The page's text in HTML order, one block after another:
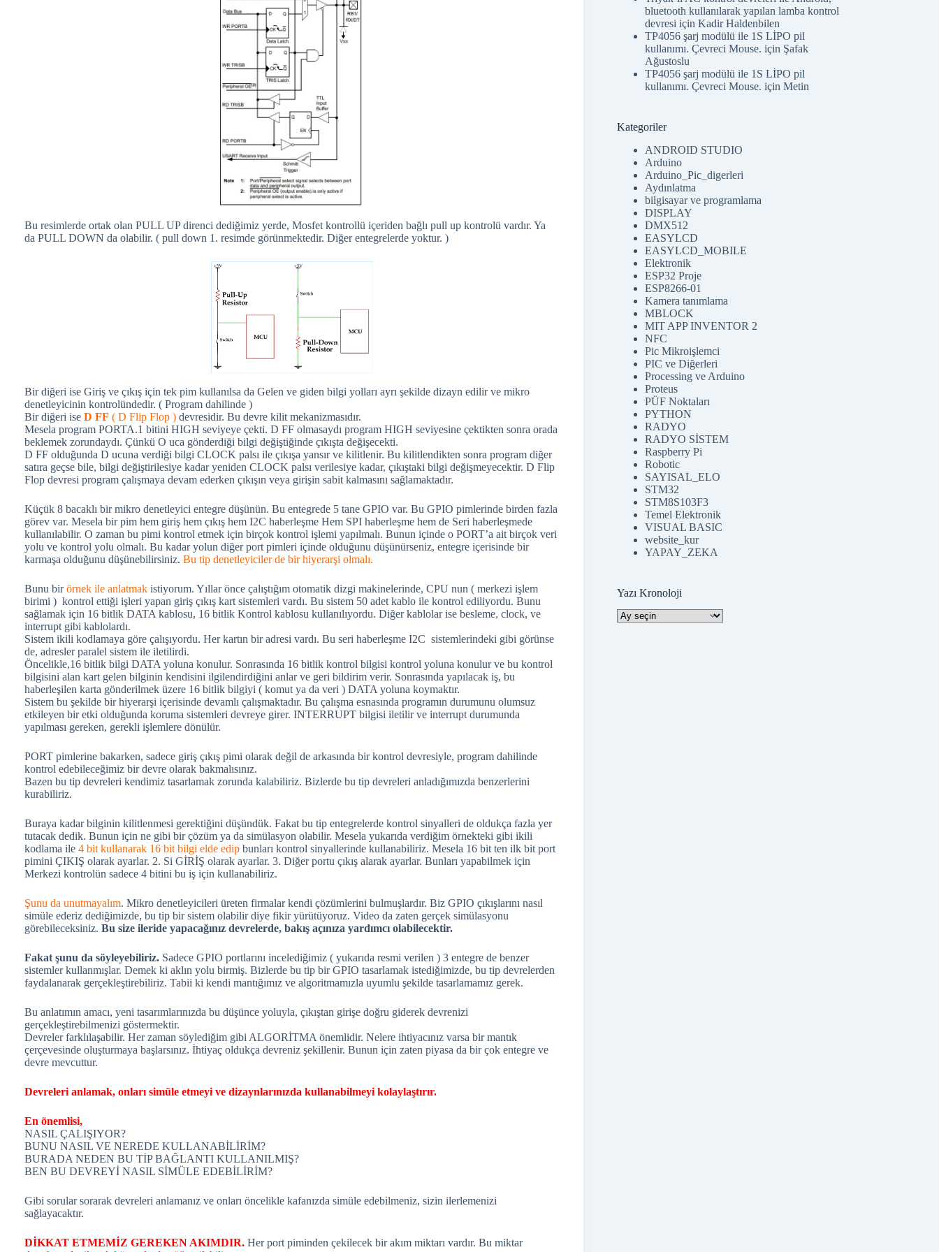
Bu resimlerde ortak olan PULL UP direnci dediğimiz yerde, Mosfet kontrollü içeriden bağlı pull up kontrolü vardır. Ya
da PULL DOWN da olabilir. ( pull down 1. resimde görünmektedir. Diğer entegrelerde yoktur. )
Bir diğeri ise Giriş ve çıkış için tek pim kullanılsa da Gelen ve giden bilgi yolları ayrı şekilde dizayn edilir ve mikro
denetleyicinin kontrolündedir. ( Program dahilinde )
Bir diğeri ise D FF ( D Flip Flop ) devresidir. Bu devre kilit mekanizmasıdır.
Mesela program PORTA.1 bitini HIGH seviyeye çekti. D FF olmasaydı program HIGH seviyesine çektikten sonra orada
beklemek zorundaydı. Çünkü O uca gönderdiği bilgi değiştiğinde çıkışta değişecekti.
D FF olduğunda D ucuna verdiği bilgi CLOCK palsı ile çıkışa yansır ve kilitlenir. Bu kilitlendikten sonra program diğer
satıra geçse bile, bilgi değiştirilesiye kadar yeniden CLOCK palsı verilesiye kadar, çıkıştaki bilgi değişmeyecektir. D Flip
Flop devresi program çalışmaya devam ederken çıkışın veya girişin sabit kalmasını sağlamaktadır.
Küçük 8 bacaklı bir mikro denetleyici entegre düşünün. Bu entegrede 5 tane GPIO var. Bu GPIO pimlerinde birden fazla
görev var. Mesela bir pim hem giriş hem çıkış hem I2C haberleşme Hem SPI haberleşme hem de Seri haberleşmede
kullanılabilir. O zaman bu pimi kontrol etmek için birçok kontrol işlemi yapılmalı. Bunun içinde o PORT’a ait birçok veri
yolu ve kontrol yolu olmalı. Bu kadar yolun diğer port pimleri içinde olduğunu düşünürseniz, entegre içerisinde bir
karmaşa olduğunu düşünebilirsiniz. Bu tip denetleyiciler de bir hiyerarşi olmalı.
Bunu birörnek ile anlatmak istiyorum. Yıllar önce çalıştığım otomatik dizgi makinelerinde, CPU nun ( merkezi işlem
birimi ) kontrol ettiği işleri yapan giriş çıkış kart sistemleri vardı. Bu sistem 50 adet kablo ile kontrol ediliyordu. Bunu
sağlamak için 16 bitlik DATA kablosu, 16 bitlik Kontrol kablosu kullanılıyordu. Diğer kablolar ise besleme, clock, ve
interrupt gibi kablolardı.
Sistem ikili kodlamaya göre çalışıyordu. Her kartın bir adresi vardı. Bu seri haberleşme I2C sistemlerindeki gibi görünse
de, adresler paralel sistem ile iletilirdi.
Öncelikle,16 bitlik bilgi DATA yoluna konulur. Sonrasında 16 bitlik kontrol bilgisi kontrol yoluna konulur ve bu kontrol
bilgisini alan kart gelen bilginin kendisini ilgilendirdiğini anlar ve geri bildirim verir. Sonrasında yapılacak iş, bu
haberleşilen karta gönderilmek üzere 16 bitlik bilgiyi ( komut ya da veri ) DATA yoluna koymaktır.
Sistem bu şekilde bir hiyerarşi içerisinde devamlı çalışmaktadır. Bu çalışma esnasında programın durumunu olumsuz
etkileyen bir etki olduğunda koruma sistemleri devreye girer. INTERRUPT bilgisi iletilir ve interrupt durumunda
yapılması gereken, gerekli işlemlere dönülür.
PORT pimlerine bakarken, sadece giriş çıkış pimi olarak değil de arkasında bir kontrol devresiyle, program dahilinde
kontrol edebileceğimiz bir devre olarak bakmalısınız.
Bazen bu tip devreleri kendimiz tasarlamak zorunda kalabiliriz. Bizlerde bu tip devreleri anladığımızda benzerlerini
kurabiliriz.
Buraya kadar bilginin kilitlenmesi gerektiğini düşündük. Fakat bu tip entegrelerde kontrol sinyalleri de oldukça fazla yer
tutacak dedik. Bunun için ne gibi bir çözüm ya da simülasyon olabilir. Mesela yukarıda verdiğim örnekteki gibi ikili
kodlama ile 4 bit kullanarak 16 bit bilgi elde edip bunları kontrol sinyallerinde kullanabiliriz. Mesela 16 bit ten ilk bit port
pimini ÇIKIŞ olarak ayarlar. 2. Si GİRİŞ olarak ayarlar. 3. Diğer portu çıkış alarak ayarlar. Bunları yapabilmek için
Merkezi kontrolün sadece 4 bitini bu iş için kullanabiliriz.
Şunu da unutmayalım. Mikro denetleyicileri üreten firmalar kendi çözümlerini bulmuşlardır. Biz GPIO çıkışlarını nasıl
simüle ederiz dediğimizde, bu tip bir sistem olabilir diye fikir yürütüyoruz. Video da zaten gerçek simülasyonu
görebileceksiniz. Bu size ileride yapacağınız devrelerde, bakış açınıza yardımcı olabilecektir.
Fakat şunu da söyleyebiliriz. Sadece GPIO portlarını incelediğimiz ( yukarıda resmi verilen ) 3 entegre de benzer
sistemler kullanmışlar. Demek ki aklın yolu birmiş. Bizlerde bu tip bir GPIO tasarlamak istediğimizde, bu tip devrelerden
faydalanarak gerçekleştirebiliriz. Tabii ki kendi mantığımız ve algoritmamızla uyumlu şekilde tasarlamamız gerek.
Bu anlatımın amacı, yeni tasarımlarınızda bu düşünce yoluyla, çıkıştan girişe doğru giderek devrenizi
gerçekleştirebilmenizi göstermektir.
Devreler farklılaşabilir. Her zaman söylediğim gibi ALGORİTMA önemlidir. Nelere ihtiyacınız varsa bir mantık
çerçevesinde oluşturmaya başlarsınız. İhtiyaç oldukça devreniz şekillenir. Bunun için zaten piyasa da bir çok entegre ve
devre mevcuttur.
Devreleri anlamak, onları simüle etmeyi ve dizaynlarınızda kullanabilmeyi kolaylaştırır.
En önemlisi,
NASIL ÇALIŞIYOR?
BUNU NASIL VE NEREDE KULLANABİLİRİM?
BURADA NEDEN BU TİP BAĞLANTI KULLANILMIŞ?
BEN BU DEVREYİ NASIL SİMÜLE EDEBİLİRİM?
Gibi sorular sorarak devreleri anlamanız ve onları öncelikle kafanızda simüle edebilmeniz, sizin ilerlemenizi
sağlayacaktır.
DİKKAT ETMEMİZ GEREKEN AKIMDIR. Her port piminden çekilecek bir akım miktarı vardır. Bu miktar
bluetooth kullanılarak yapılan lamba kontrol
devresi içinKadir Haldenbilen
TP4056 şarj modülü ile 1S LİPO pil
kullanımı. Çevreci Mouse. için Şafak
Ağustoslu
TP4056 şarj modülü ile 1S LİPO pil
kullanımı. Çevreci Mouse. içinMetin
Kategoriler
ANDROID STUDIO
Arduino
Arduino_Pic_digerleri
Aydınlatma
bilgisayar ve programlama
DISPLAY
DMX512
EASYLCD
EASYLCD_MOBILE
Elektronik
ESP32 Proje
ESP8266-01
Kamera tanımlama
MBLOCK
MIT APP INVENTOR 2
NFC
Pic Mikroişlemci
PIC ve Diğerleri
Processing ve Arduino
Proteus
PÜF Noktaları
PYTHON
RADYO
RADYO SİSTEM
Raspberry Pi
Robotic
SAYISAL_ELO
STM32
STM8S103F3
Temel Elektronik
VISUAL BASIC
website_kur
YAPAY_ZEKA
Yazı Kronoloji
Yazı
Kronoloji